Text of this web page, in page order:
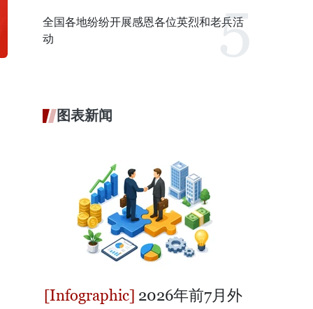
全国各地纷纷开展感恩各位英烈和老兵活
动
图表新闻
2026年前7月外